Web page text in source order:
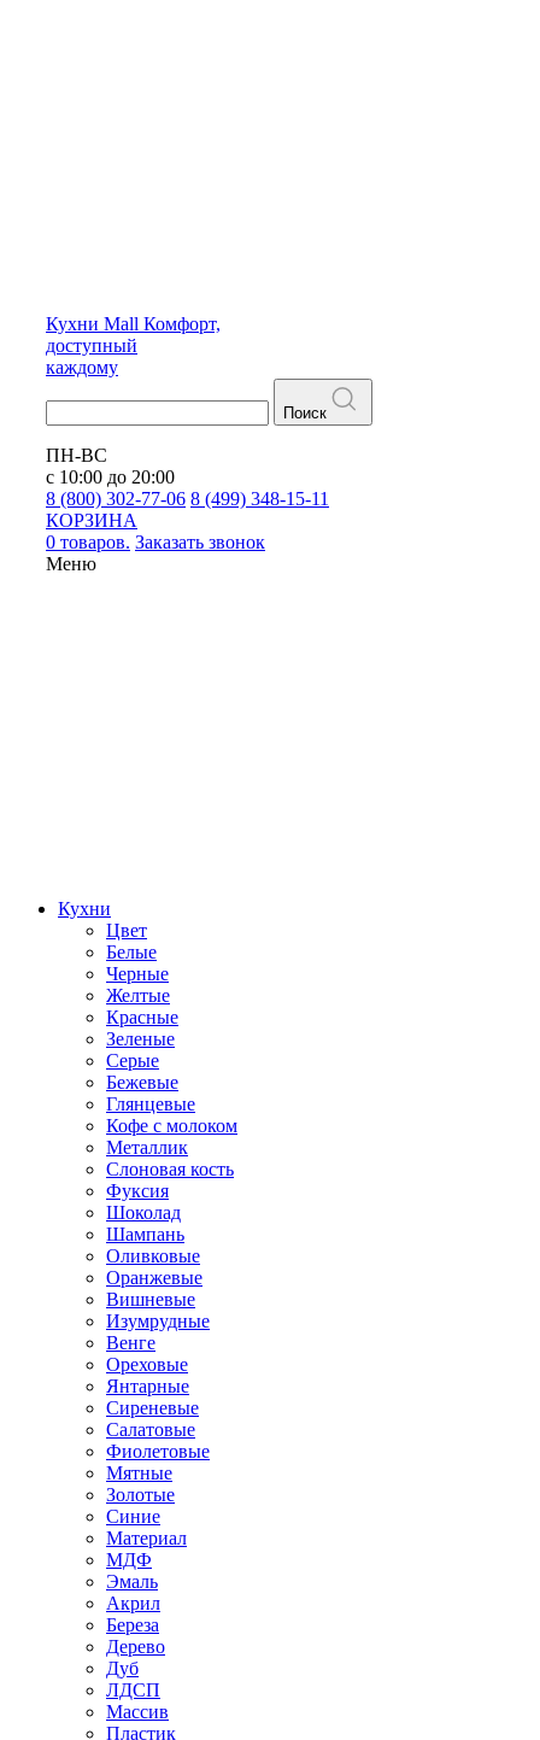
Кухни Mall Комфорт,
доступный
каждому
Поиск
ПН-ВС
с 10:00 до 20:00
8 (800) 302-77-06 8 (499) 348-15-11
КОРЗИНА
0 товаров. Заказать звонок
Меню
Кухни
Цвет
Белые
Черные
Желтые
Красные
Зеленые
Серые
Бежевые
Глянцевые
Кофе с молоком
Металлик
Слоновая кость
Фуксия
Шоколад
Шампань
Оливковые
Оранжевые
Вишневые
Изумрудные
Венге
Ореховые
Янтарные
Сиреневые
Салатовые
Фиолетовые
Мятные
Золотые
Синие
Материал
МДФ
Эмаль
Акрил
Береза
Дерево
Дуб
ЛДСП
Массив
Пластик